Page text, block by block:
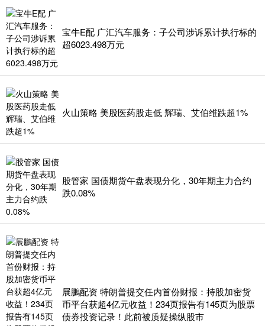
宝牛E配 广汇汽车服务：子公司涉诉累计执行标的
超6023.498万元
火山策略 美股医药股走低 辉瑞、艾伯维跌超1%
股管家 国债期货午盘表现分化，30年期主力合约
跌0.08%
展鵬配资 特朗普提交任内首份财报：持股加密货
币平台获超4亿元收益！234页报告有145页为股票
债券投资记录！此前被质疑操纵股市